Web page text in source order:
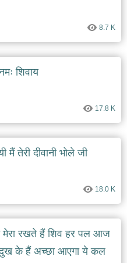
8.7 K
शिवाय
17.8 K
मैं तेरी दीवानी भोले जी
18.0 K
मेरा रखते हैं शिव हर पल आज
दुख के हैं अच्छा आएगा ये कल